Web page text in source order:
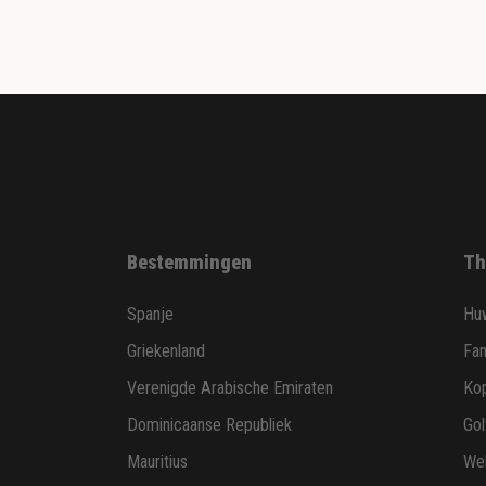
Bestemmingen
Spanje
Griekenland
Verenigde Arabische Emiraten
Dominicaanse Republiek
Mauritius